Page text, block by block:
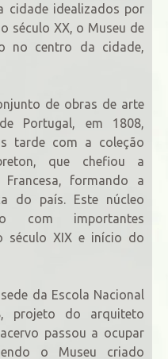
cidade idealizados por
século XX, o Museu de
no centro da cidade,
de obras de arte
Portugal, em 1808,
tarde com a coleção
que chefiou a
formando a
do país. Este núcleo
com importantes
século XIX e início do
da Escola Nacional
projeto do arquiteto
passou a ocupar
o Museu criado